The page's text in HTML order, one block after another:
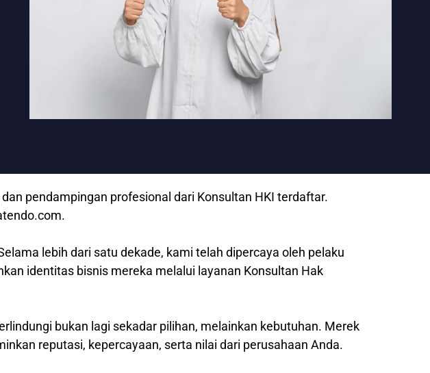
pendampingan profesional dari Konsultan HKI terdaftar.
lebih dari satu dekade, kami telah dipercaya oleh pelaku
identitas bisnis mereka melalui layanan Konsultan Hak
bukan lagi sekadar pilihan, melainkan kebutuhan. Merek
reputasi, kepercayaan, serta nilai dari perusahaan Anda.